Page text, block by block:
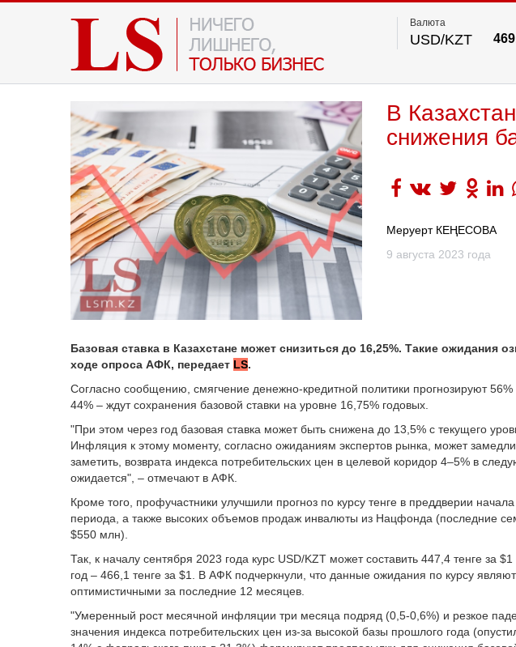
Валюта
USD/KZT
В
снижения
Меруерт КЕҢЕСОВА
9 августа 2023 года
Базовая ставка в Казахстане может снизиться до 16,25%. Такие ожидания
ходе опроса АФК, передает LS.
Согласно сообщению, смягчение денежно-кредитной политики прогнозируют 56%
44% – ждут сохранения базовой ставки на уровне 16,75% годовых.
"При этом через год базовая ставка может быть снижена до 13,5% с текущего
Инфляция к этому моменту, согласно ожиданиям экспертов рынка, может
заметить, возврата индекса потребительских цен в целевой коридор 4–5% в
ожидается", – отмечают в АФК.
Кроме того, профучастники улучшили прогноз по курсу тенге в преддверии начала
периода, а также высоких объемов продаж инвалюты из Нацфонда (последние
$550 млн).
Так, к началу сентября 2023 года курс USD/KZT может составить 447,4 тенге за
год – 466,1 тенге за $1. В АФК подчеркнули, что данные ожидания по курсу
оптимистичными за последние 12 месяцев.
"Умеренный рост месячной инфляции три месяца подряд (0,5-0,6%) и резкое
значения индекса потребительских цен из-за высокой базы прошлого года